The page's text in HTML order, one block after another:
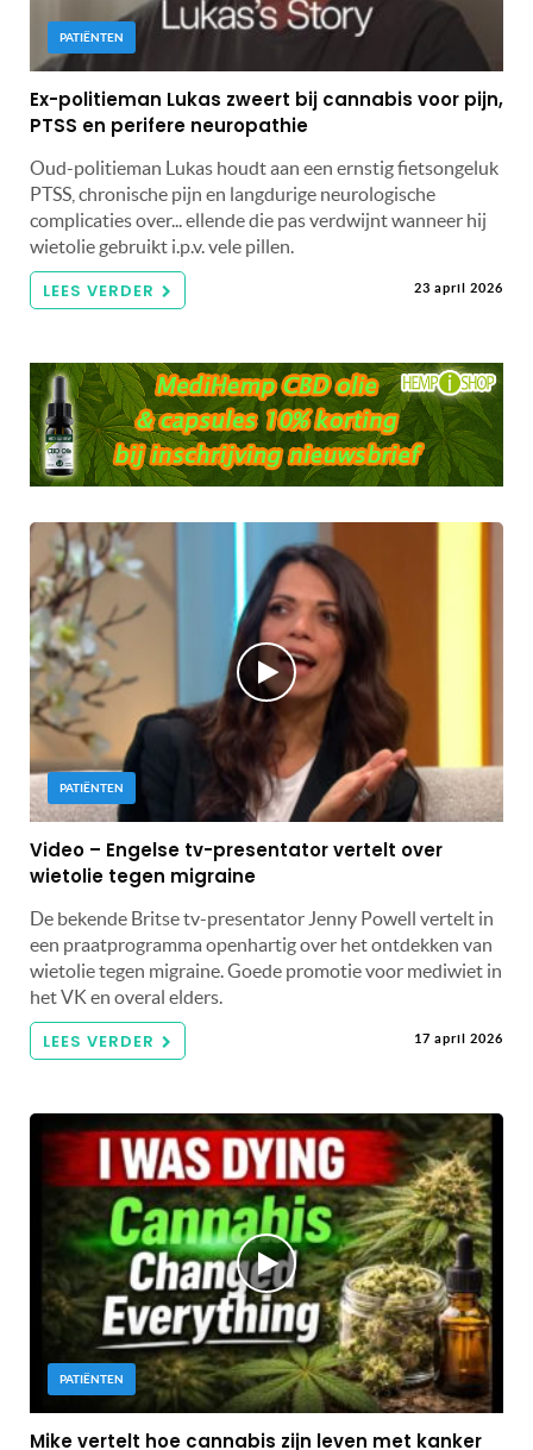
PATIËNTEN
Ex-politieman Lukas zweert bij cannabis voor pijn,
PTSS en perifere neuropathie
Oud-politieman Lukas houdt aan een ernstig fietsongeluk
PTSS, chronische pijn en langdurige neurologische
complicaties over... ellende die pas verdwijnt wanneer hij
wietolie gebruikt i.p.v. vele pillen.
LEES VERDER 23 april 2026
PATIËNTEN
Video – Engelse tv-presentator vertelt over
wietolie tegen migraine
De bekende Britse tv-presentator Jenny Powell vertelt in
een praatprogramma openhartig over het ontdekken van
wietolie tegen migraine. Goede promotie voor mediwiet in
het VK en overal elders.
LEES VERDER 17 april 2026
PATIËNTEN
Mike vertelt hoe cannabis zijn leven met kanker